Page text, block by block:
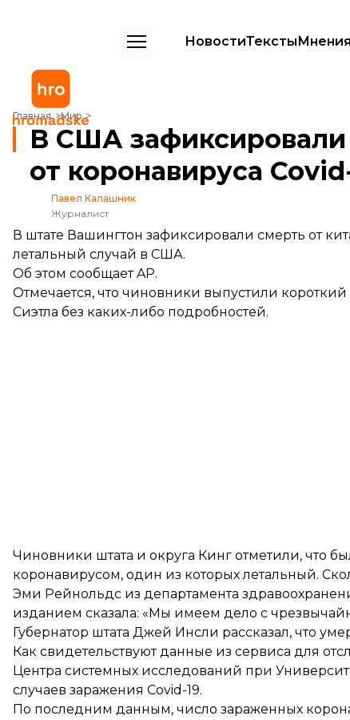
НовостиТекстыМнения
Главная Мир
В США зафиксировали первый случай смерти от коронавируса
В США
от коронавируса
Павел Калашник
Журналист
В штате Вашингтон зафиксировали смерть от
летальный случай в США.
Об этом сообщаетAP.
Отмечается, что чиновники выпустили
Сиэтла без каких-либо подробностей.
Чиновники штата и округа Кинг отметили, что
коронавирусом, один из которых летальный.
Эми Рейнольдс из департамента
изданием сказала: «Мы имеем дело с
Губернатор штата Джей Инсли рассказал, что
Как свидетельствуютданные из сервиса для
Центра системных исследований при
случаев заражения Covid-19.
По последним данным, число зараженных